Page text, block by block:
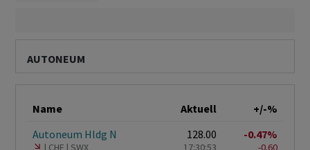
AUTONEUM
Name Aktuell
+/-%
Autoneum Hldg N
128.00 -0.47%